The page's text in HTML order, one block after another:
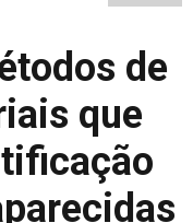
de
que